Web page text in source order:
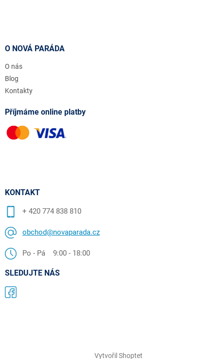
O NOVÁ PARÁDA
O nás
Blog
Kontakty
Příjmáme online platby
KONTAKT
+ 420 774 838 810
obchod@novaparada.cz
Po - Pá 9:00 - 18:00
SLEDUJTE NÁS
Vytvořil Shoptet